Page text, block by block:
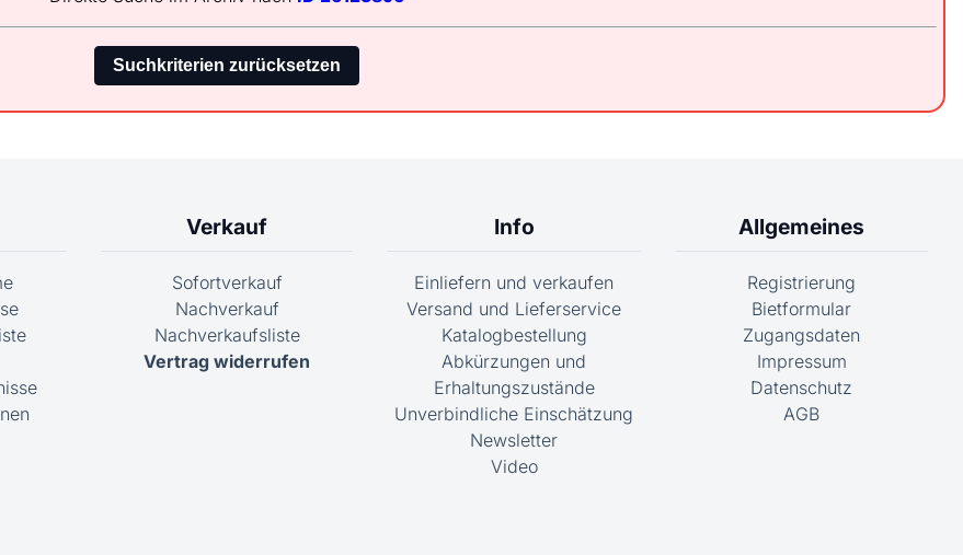
Verkauf
Sofortverkauf
Nachverkauf
Nachverkaufsliste
Vertrag widerrufen
Info
Einliefern und verkaufen
Versand und Lieferservice
Katalogbestellung
Abkürzungen und
Erhaltungszustände
Unverbindliche Einschätzung
Newsletter
Video
Allgemeines
Registrierung
Bietformular
Zugangsdaten
Impressum
Datenschutz
AGB